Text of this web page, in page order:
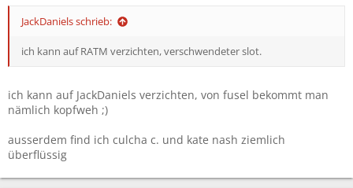
JackDaniels schrieb:
ich kann auf RATM verzichten, verschwendeter slot.
ich kann auf JackDaniels verzichten, von fusel bekommt man
nämlich kopfweh ;)
ausserdem find ich culcha c. und kate nash ziemlich
überflüssig